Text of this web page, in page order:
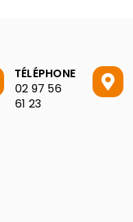
TÉLÉPHONE
02 97 56
61 23